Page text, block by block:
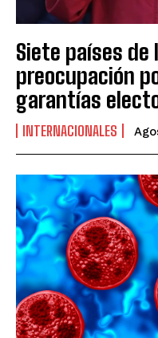
Siete países de
preocupación
garantías
INTERNACIONALES